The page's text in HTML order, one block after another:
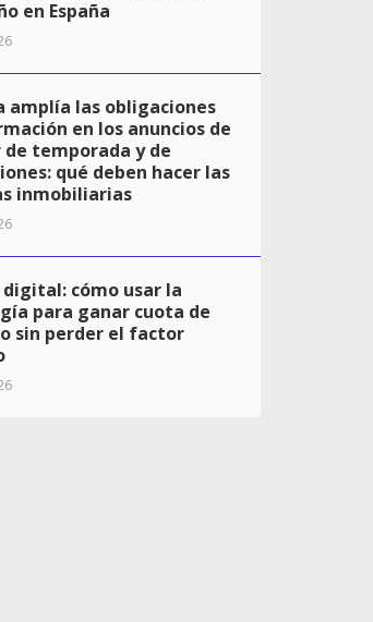
en España
amplía las obligaciones
en los anuncios de
temporada y de
qué deben hacer las
inmobiliarias
cómo usar la
para ganar cuota de
sin perder el factor